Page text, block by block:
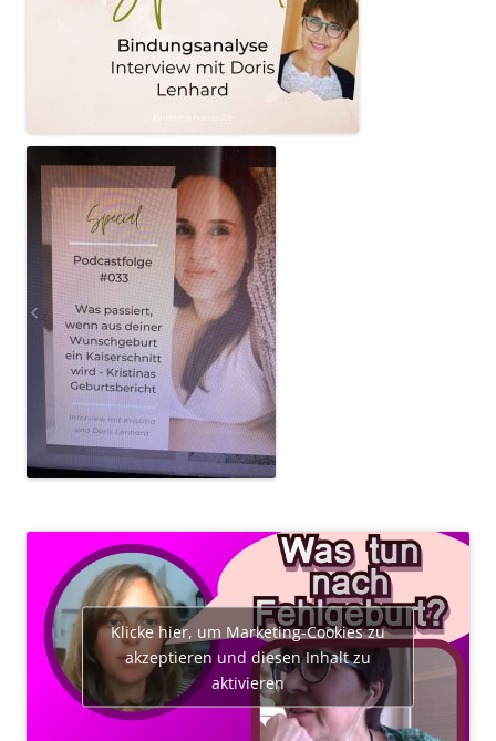
Klicke hier, um Marketing-Cookies zu
akzeptieren und diesen Inhalt zu
aktivieren